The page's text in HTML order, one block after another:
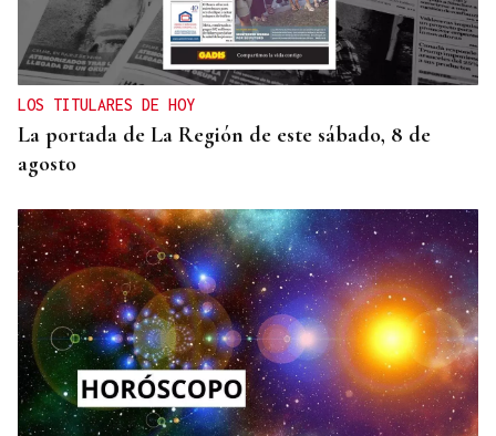
LOS TITULARES DE HOY
La portada de La Región de este sábado, 8 de
agosto